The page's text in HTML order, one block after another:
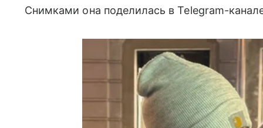
Снимками она поделилась в Telegram-